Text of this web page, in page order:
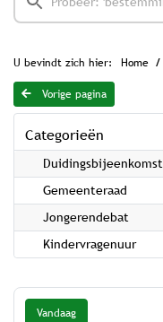
U bevindt zich hier: Home
Vorige pagina
Categorieën
Duidingsbijeenkomst
Gemeenteraad
Jongerendebat
Kindervragenuur
Vandaag